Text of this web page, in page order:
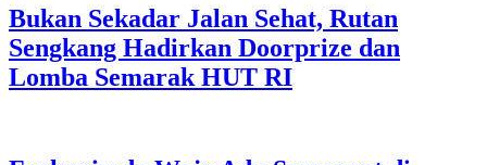
Bukan Sekadar Jalan Sehat, Rutan
Sengkang Hadirkan Doorprize dan
Lomba Semarak HUT RI